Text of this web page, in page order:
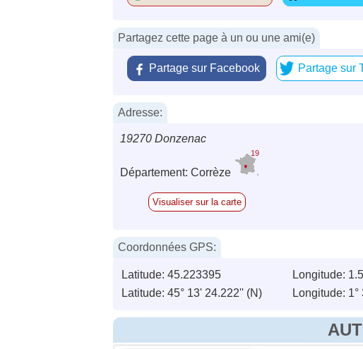
Partagez cette page à un ou une ami(e)
Partage sur Facebook Partage sur
Adresse:
19270 Donzenac
Département: Corrèze
19
Visualiser sur la carte
Coordonnées GPS:
Latitude: 45.223395 Longitude:
Latitude: 45° 13' 24.222'' (N)
Longitude: